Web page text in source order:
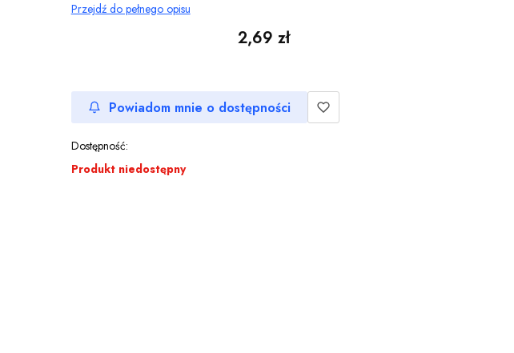
Przejdź do pełnego opisu
Cena
2,69 zł
Powiadom mnie o dostępności
Dostępność:
Produkt niedostępny